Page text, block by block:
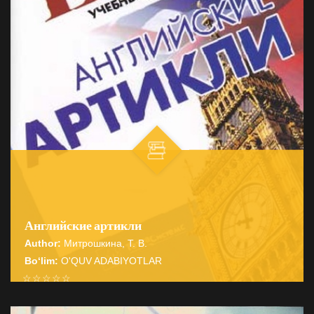
Английские артикли
Author: Митрошкина, Т. В.
Bo‘lim: O'QUV ADABIYOTLAR
☆
☆
☆
☆
☆
Справочник содержит подробные сведения о системе